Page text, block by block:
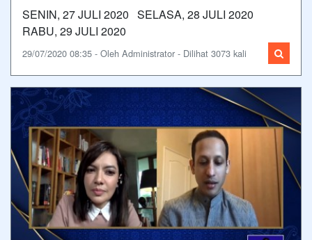
SENIN, 27 JULI 2020 SELASA, 28 JULI 2020
RABU, 29 JULI 2020
29/07/2020 08:35 - Oleh Administrator - Dilihat 3073 kali